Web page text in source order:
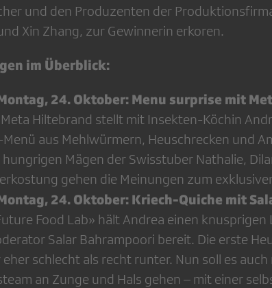
und den Produzenten der
Xin Zhang, zur Gewinnerin erkoren.
im Überblick:
24. Oktober: Menu surprise mit
Hiltebrand stellt mit Insekten-Köchin
aus Mehlwürmern, Heuschrecken und
Mägen der Swisstuber Nathalie,
gehen die Meinungen zum
24. Oktober: Kriech-Quiche mit
Food Lab» hält Andrea einen knusprigen
Salar Bahrampoori bereit. Die erste
schlecht als recht runter. Nun soll es auch
an Zunge und Hals gehen – mit einer